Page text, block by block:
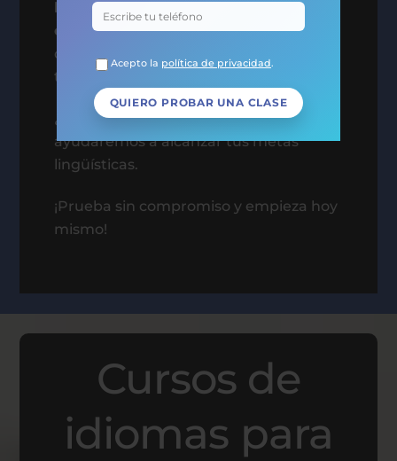
Acepto la política de privacidad.
la Región de Murcia
, te ofrecemos una
clase de prueba gratuitapara que
descubras nuestra metodología. Y si no
te convence, ¡no pagas nada!
¿Te ha gustado? ¡Genial! Desde allí, te
ayudaremos a alcanzar tus metas
lingüísticas.
¡Prueba sin compromiso y empieza hoy
mismo!
Cursos de
idiomas para